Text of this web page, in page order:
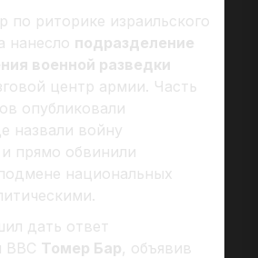
по риторике израильского
нанесло подразделение
военной разведки
центр армии. Часть
опубликовали
назвали войну
прямо обвинили
национальных
дать ответ
ВВС Томер Бар, объявив